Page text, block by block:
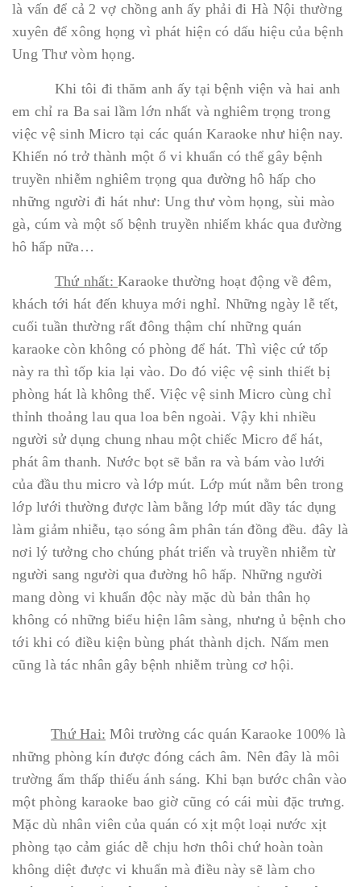
là vấn để cả 2 vợ chồng anh ấy phải đi Hà Nội thường
xuyên để xông họng vì phát hiện có dấu hiệu của bệnh
Ung Thư vòm họng.
Khi tôi đi thăm anh ấy tại bệnh viện và hai anh
em chỉ ra Ba sai lầm lớn nhất và nghiêm trọng trong
việc vệ sinh Micro tại các quán Karaoke như hiện nay.
Khiến nó trở thành một ổ vi khuẩn có thể gây bệnh
truyền nhiễm nghiêm trọng qua đường hô hấp cho
những người đi hát như: Ung thư vòm họng, sùi mào
gà, cúm và một số bệnh truyền nhiếm khác qua đường
hô hấp nữa…
Thứ nhất: Karaoke thường hoạt động về đêm,
khách tới hát đến khuya mới nghỉ. Những ngày lễ tết,
cuối tuần thường rất đông thậm chí những quán
karaoke còn không có phòng để hát. Thì việc cứ tốp
này ra thì tốp kia lại vào. Do đó việc vệ sinh thiết bị
phòng hát là không thể. Việc vệ sinh Micro cùng chỉ
thỉnh thoảng lau qua loa bên ngoài. Vậy khi nhiều
người sử dụng chung nhau một chiếc Micro để hát,
phát âm thanh. Nước bọt sẽ bắn ra và bám vào lưới
của đầu thu micro và lớp mút. Lớp mút nằm bên trong
lớp lưới thường được làm bằng lớp mút dầy tác dụng
làm giảm nhiễu, tạo sóng âm phân tán đồng đều. đây là
nơi lý tưởng cho chúng phát triển và truyền nhiễm từ
người sang người qua đường hô hấp. Những người
mang dòng vi khuẩn độc này mặc dù bản thân họ
không có những biểu hiện lâm sàng, nhưng ủ bệnh cho
tới khi có điều kiện bùng phát thành dịch. Nấm men
cũng là tác nhân gây bệnh nhiễm trùng cơ hội.
Thứ Hai: Môi trường các quán Karaoke 100% là
những phòng kín được đóng cách âm. Nên đây là môi
trường ẩm thấp thiếu ánh sáng. Khi bạn bước chân vào
một phòng karaoke bao giờ cũng có cái mùi đặc trưng.
Mặc dù nhân viên của quán có xịt một loại nước xịt
phòng tạo cảm giác dễ chịu hơn thôi chứ hoàn toàn
không diệt được vi khuẩn mà điều này sẽ làm cho